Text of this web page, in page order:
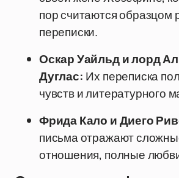
пор считаются образцом
переписки.
Оскар Уайльд и лорд
Дуглас: Их переписка
чувств и литературного
Фрида Кало и Диего
письма отражают
отношения, полные